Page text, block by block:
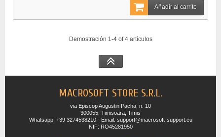
Añadir al carrito
Demostración 1-4 of 4 artículos
MACROSOFT STORE S.R.L.
via Episcop Augustin Pacha, n. 10
300055, Timisoara, Timis
Whatsapp: +39 3274538210 - Email: support@macrosoft-support.eu
NIF: RO45281950